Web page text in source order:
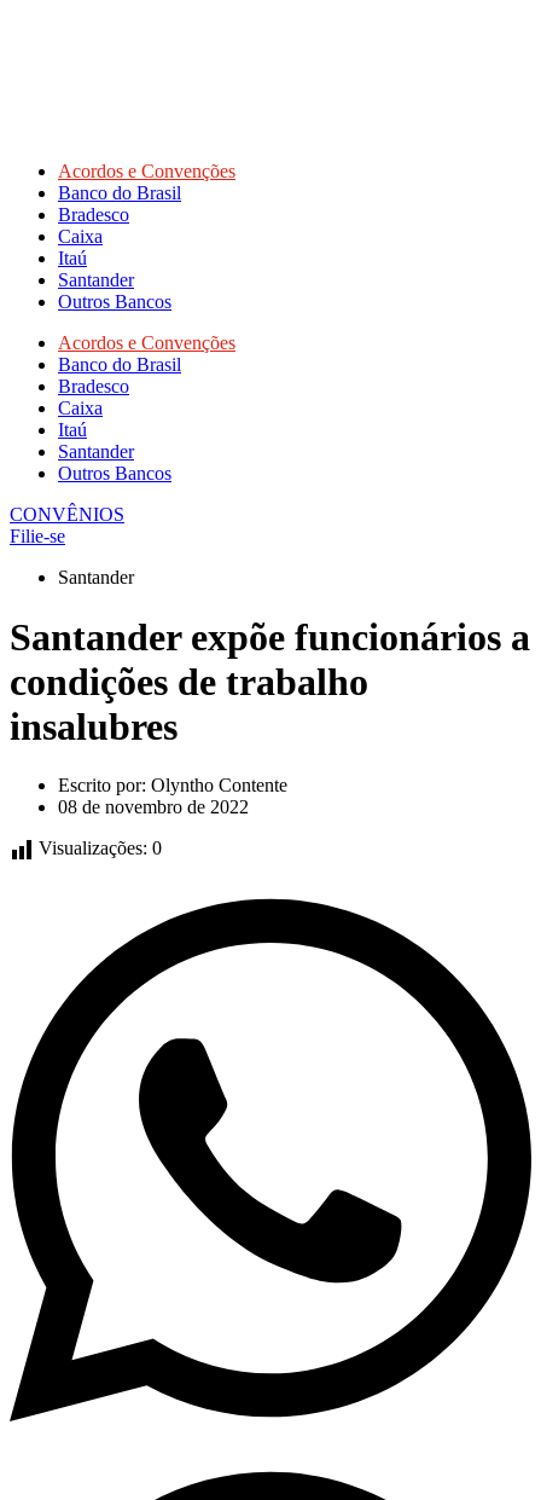
Acordos e Convenções
Banco do Brasil
Bradesco
Caixa
Itaú
Santander
Outros Bancos
Acordos e Convenções
Banco do Brasil
Bradesco
Caixa
Itaú
Santander
Outros Bancos
CONVÊNIOS
Filie-se
Santander
Santander expõe funcionários a
condições de trabalho
insalubres
Escrito por: Olyntho Contente
08 de novembro de 2022
Visualizações: 0